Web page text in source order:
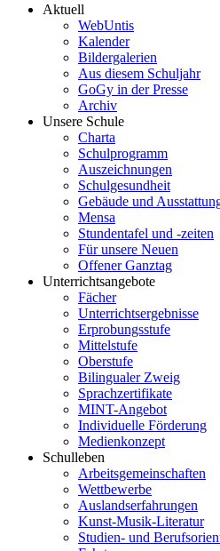
Aktuell
WebUntis
Kalender
Bildergalerien
Aus diesem Schuljahr
GoGy in der Presse
Archiv
Unsere Schule
Charta
Schulprogramm
Auszeichnungen
Schulgesundheit
Gebäude und
Mensa
Stundentafel und -zeiten
Für unsere Neuen
Offener Ganztag
Unterrichtsangebote
Fächer
Unterrichtsergebnisse
Erprobungsstufe
Mittelstufe
Oberstufe
Bilingualer Zweig
Sprachzertifikate
MINT-Angebot
Individuelle Förderung
Medienkonzept
Schulleben
Arbeitsgemeinschaften
Wettbewerbe
Auslandserfahrungen
Kunst-Musik-Literatur
Studien- und